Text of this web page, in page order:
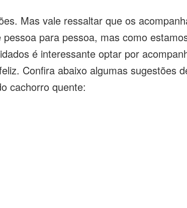
Mas vale ressaltar que os
para pessoa, mas como
é interessante optar por
Confira abaixo algumas sugestões
cachorro quente: